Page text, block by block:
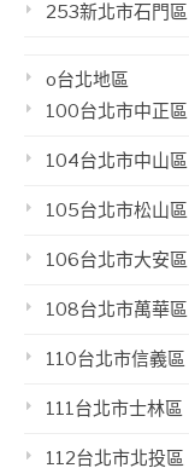
253新北市石門區
o台北地區
100台北市中正區
104台北市中山區
105台北市松山區
106台北市大安區
108台北市萬華區
110台北市信義區
111台北市士林區
112台北市北投區